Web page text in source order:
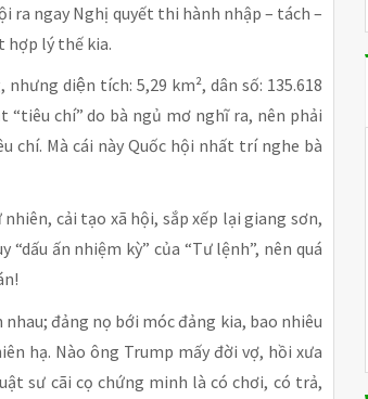
ra ngay Nghị quyết thi hành nhập – tách –
hợp lý thế kia.
diện tích: 5,29 km², dân số: 135.618
“tiêu chí” do bà ngủ mơ nghĩ ra, nên phải
chí. Mà cái này Quốc hội nhất trí nghe bà
cải tạo xã hội, sắp xếp lại giang sơn,
ấn nhiệm kỳ” của “Tư lệnh”, nên quá
đảng nọ bới móc đảng kia, bao nhiêu
hạ. Nào ông Trump mấy đời vợ, hồi xưa
sư cãi cọ chứng minh là có chơi, có trả,